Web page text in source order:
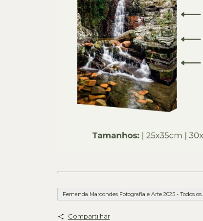
Fernanda Marcondes Fotografia e Arte 2025 - Todos
Compartilhar